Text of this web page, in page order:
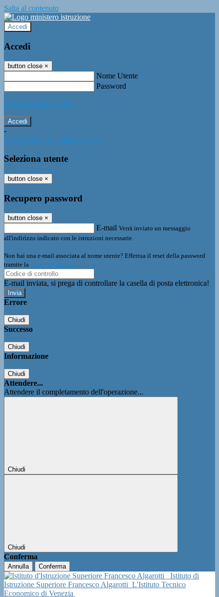
Salta al contenuto
Accedi
Accedi
button close ×
Nome Utente
Password
Password dimenticata?
-
Entra con SPID Entra con CIE
Seleziona utente
button close ×
Recupero password
button close ×
E-mail Verrà inviato un messaggio
all'indirizzo indicato con le istruzioni necessarie.
Non hai una e-mail associata al nome utente? Effettua il reset della password
tramite la Login Spaggiari
E-mail inviata, si prega di controllare la casella di posta elettronica!
Errore
Chiudi
Successo
Chiudi
Informazione
Chiudi
Attendere...
Attendere il completamento dell'operazione...
Chiudi
Chiudi
Conferma
Annulla Conferma
Istituto di
Istruzione Superiore Francesco Algarotti L'Istituto Tecnico
Economico di Venezia